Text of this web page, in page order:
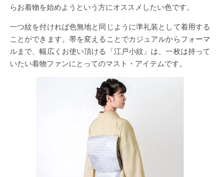
らお着物を始めようという方にオススメしたい色です。
一つ紋を付ければ色無地と同じように準礼装として着用する
ことができます。帯を変えることでカジュアルからフォーマ
ルまで、幅広くお使い頂ける「江戸小紋」は、一枚は持って
いたい着物ファンにとってのマスト・アイテムです。